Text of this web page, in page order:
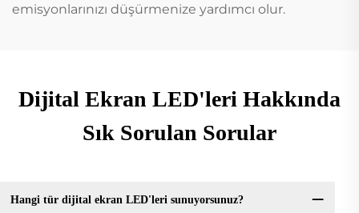
emisyonlarınızı düşürmenize yardımcı olur.
Dijital Ekran LED'leri Hakkında
Sık Sorulan Sorular
Hangi tür dijital ekran LED'leri sunuyorsunuz?